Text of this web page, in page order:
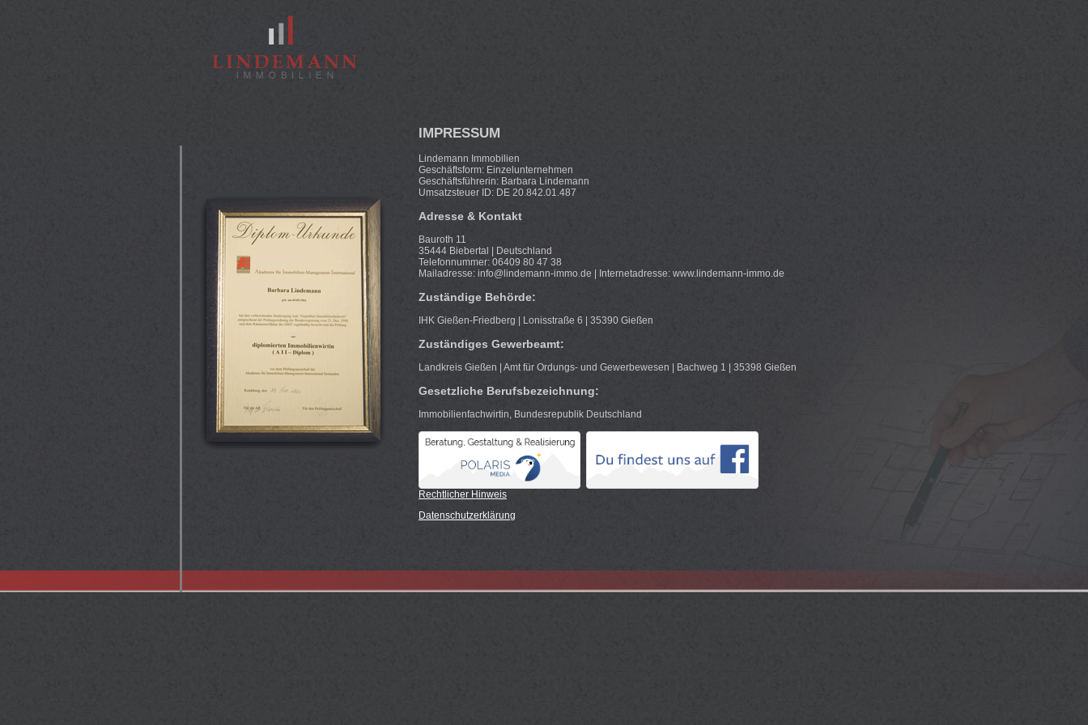
IMPRESSUM
Lindemann Immobilien
Geschäftsform: Einzelunternehmen
Geschäftsführerin: Barbara Lindemann
Umsatzsteuer ID: DE 20.842.01.487
Adresse & Kontakt
Bauroth 11
35444 Biebertal | Deutschland
Telefonnummer: 06409 80 47 38
Mailadresse: info@lindemann-immo.de | Internetadresse: www.lindemann-immo.de
Zuständige Behörde:
IHK Gießen-Friedberg | Lonisstraße 6 | 35390 Gießen
Zuständiges Gewerbeamt:
Landkreis Gießen | Amt für Ordungs- und Gewerbewesen | Bachweg 1 | 35398 Gießen
Gesetzliche Berufsbezeichnung:
Immobilienfachwirtin, Bundesrepublik Deutschland
Rechtlicher Hinweis
Datenschutzerklärung